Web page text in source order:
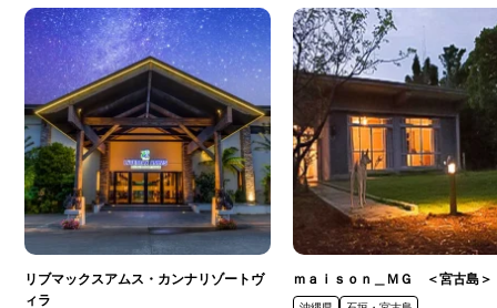
リブマックスアムス・カンナリゾートヴ
ィラ
ｍａｉｓｏｎ＿ＭＧ ＜宮古島＞